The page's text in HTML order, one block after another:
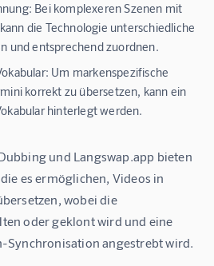
Bei komplexeren Szenen mit
die Technologie unterschiedliche
und entsprechend zuordnen.
Um markenspezifische
korrekt zu übersetzen, kann ein
hinterlegt werden.
und Langswap.app bieten
es ermöglichen, Videos in
wobei die
oder geklont wird und eine
Synchronisation angestrebt wird.